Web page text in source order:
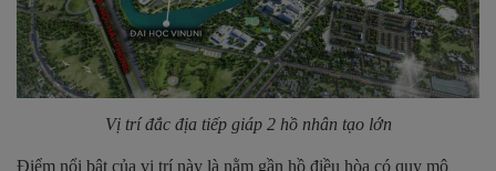
Vị trí đắc địa tiếp giáp 2 hồ nhân tạo lớn
Điểm nổi bật của vị trí này là nằm gần hồ điều hòa có quy mô